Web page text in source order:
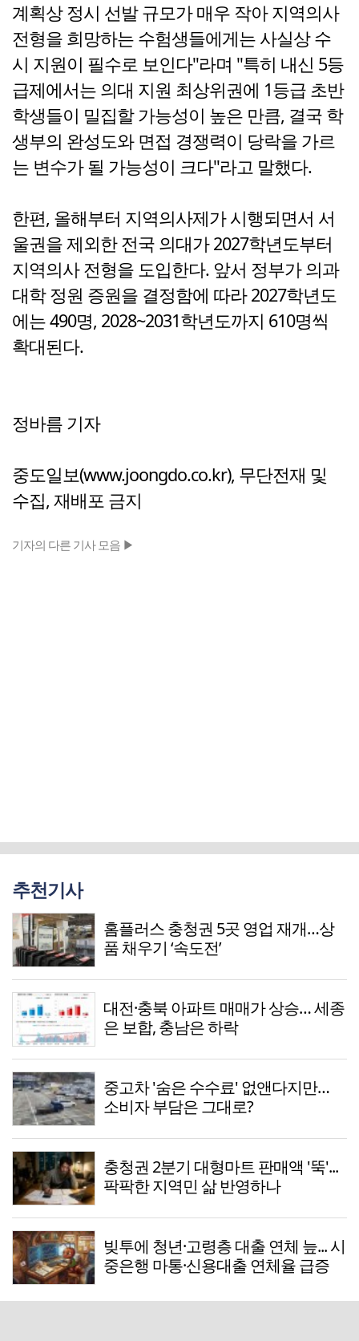
계획상 정시 선발 규모가 매우 작아 지역의사
전형을 희망하는 수험생들에게는 사실상 수
시 지원이 필수로 보인다"라며 "특히 내신 5등
급제에서는 의대 지원 최상위권에 1등급 초반
학생들이 밀집할 가능성이 높은 만큼, 결국 학
생부의 완성도와 면접 경쟁력이 당락을 가르
는 변수가 될 가능성이 크다"라고 말했다.
한편, 올해부터 지역의사제가 시행되면서 서
울권을 제외한 전국 의대가 2027학년도부터
지역의사 전형을 도입한다. 앞서 정부가 의과
대학 정원 증원을 결정함에 따라 2027학년도
에는 490명, 2028~2031학년도까지 610명씩
확대된다.
정바름 기자
중도일보(www.joongdo.co.kr), 무단전재 및
수집, 재배포 금지
기자의 다른 기사 모음 ▶
추천기사
홈플러스 충청권 5곳 영업 재개…상
품 채우기 ‘속도전’
대전·충북 아파트 매매가 상승… 세종
은 보합, 충남은 하락
중고차 '숨은 수수료' 없앤다지만…
소비자 부담은 그대로?
충청권 2분기 대형마트 판매액 '뚝'...
팍팍한 지역민 삶 반영하나
빚투에 청년·고령층 대출 연체 늪... 시
중은행 마통·신용대출 연체율 급증